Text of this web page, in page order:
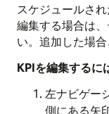
スケジュールさ
編集する場合は
い。追加した場合
KPIを編集するに
左ナビゲー
側にある矢